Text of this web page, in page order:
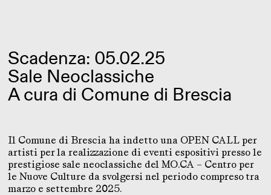
Scadenza: 05.02.25
Sale Neoclassiche
A cura di Comune di Brescia
Il Comune di Brescia ha indetto una OPEN CALL per
artisti per la realizzazione di eventi espositivi presso le
prestigiose sale neoclassiche del MO.CA – Centro per
le Nuove Culture da svolgersi nel periodo compreso tra
marzo e settembre 2025.